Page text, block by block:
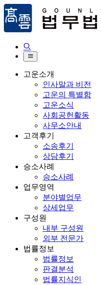


고운소개
인사말과 비전
고운의 특별함
고운소식
사회공헌활동
사무소안내
고객후기
소송후기
상담후기
승소사례
승소사례
업무영역
분야별업무
상세업무
구성원
내부 구성원
외부 전문가
법률정보
법률정보
판결분석
법률지식인